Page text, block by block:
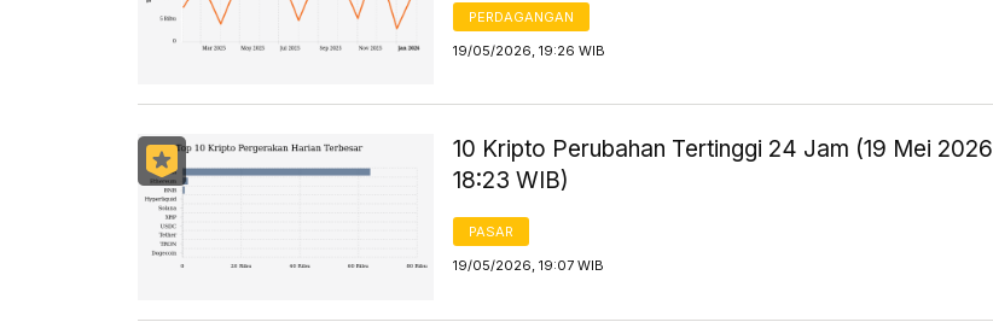
PERDAGANGAN
19/05/2026, 19:26 WIB
10 Kripto Perubahan Tertinggi 24 Jam (19 Mei 2026
18:23 WIB)
PASAR
19/05/2026, 19:07 WIB